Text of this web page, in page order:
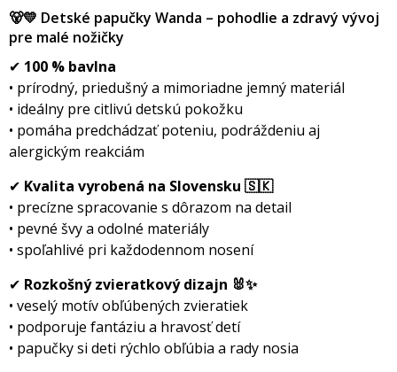
🐻💛 Detské papučky Wanda – pohodlie a zdravý vývoj
pre malé nožičky
✔ 100 % bavlna
• prírodný, priedušný a mimoriadne jemný materiál
• ideálny pre citlivú detskú pokožku
• pomáha predchádzať poteniu, podráždeniu aj
alergickým reakciám
✔ Kvalita vyrobená na Slovensku 🇸🇰
• precízne spracovanie s dôrazom na detail
• pevné švy a odolné materiály
• spoľahlivé pri každodennom nosení
✔ Rozkošný zvieratkový dizajn 🐰✨
• veselý motív obľúbených zvieratiek
• podporuje fantáziu a hravosť detí
• papučky si deti rýchlo obľúbia a rady nosia